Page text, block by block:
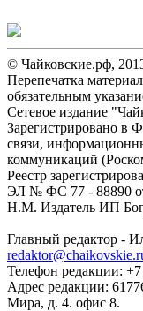
© Чайковские.рф,
Перепечатка
обязательным
Сетевое издание
Зарегистрировано в
связи,
коммуникаций
Реестр
ЭЛ № ФС 77 - 88890 от
Н.М. Издатель ИП
Главный редактор -
Телефон редакции:
Адрес редакции:
Мира, д. 4. офис 8.